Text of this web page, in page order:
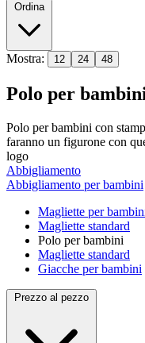
Ordina
Mostra: 12 24 48
Polo per
Polo per bambini con
faranno un figurone con
logo
Abbigliamento
Abbigliamento per bambini
Magliette per
Magliette standard
Polo per bambini
Magliette standard
Giacche per bambini
Prezzo al pezzo